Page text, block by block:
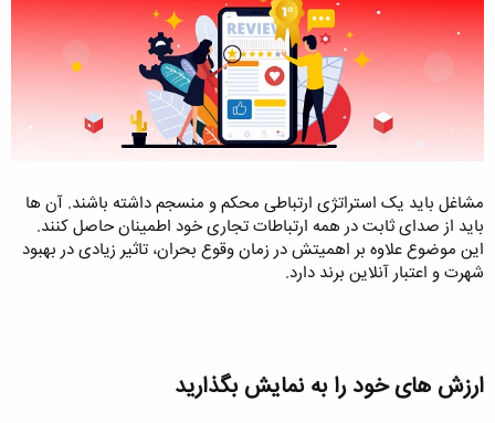
مشاغل باید یک استراتژی ارتباطی محکم و منسجم داشته باشند. آن ها
باید از صدای ثابت در همه ارتباطات تجاری خود اطمینان حاصل کنند.
این موضوع علاوه بر اهمیتش در زمان وقوع بحران، تاثیر زیادی در بهبود
شهرت و اعتبار آنلاین برند دارد.
ارزش های خود را به نمایش بگذارید​